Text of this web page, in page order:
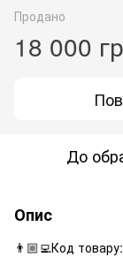
Продано
18 000
До
Опис
👨🏼‍💻Код